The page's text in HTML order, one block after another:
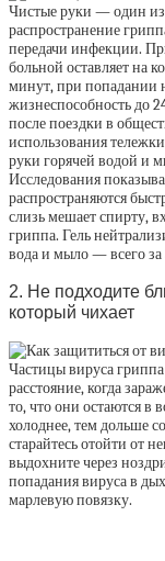
Чистые руки — один из
распространение
передачи инфекции.
больной оставляет на
минут, при попадании
жизнеспособность до
после поездки в
использования
руки горячей водой и
Исследования
распространяются
слизь мешает спирту,
гриппа. Гель
вода и мыло — всего за
2. Не подходите
который чихает
Частицы вируса
расстояние, когда
то, что они остаются в
холоднее, тем дольше
старайтесь отойти от
выдохните через
попадания вируса в
марлевую повязку.